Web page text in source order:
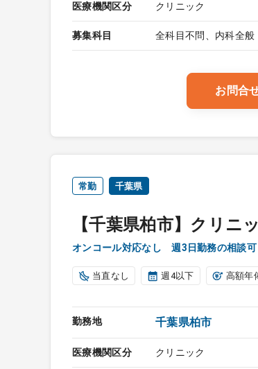
医療機関区分 クリニック
募集科目 全科目不問、内科全
お問合
常勤 千葉県
【千葉県柏市】クリニ
オンコール対応なし 週3日勤務の相談
当直なし 週4以下 高額年
勤務地 千葉県柏市
医療機関区分 クリニック